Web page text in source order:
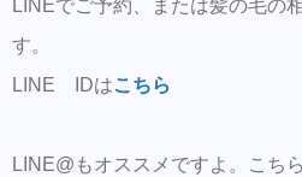
LINEでご予約、または髪の毛の
す。
LINE IDはこちら
LINE@もオススメですよ。こち